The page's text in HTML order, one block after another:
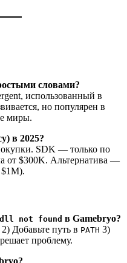
словами?
использованный в
но популярен в
миры.
в 2025?
SDK — только по
от $300K. Альтернатива —
not found в Gamebryo?
2) Добавьте путь в PATH 3)
проблему.